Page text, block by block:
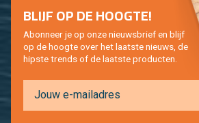
BLIJF OP DE HOOG­TE!
Abon­neer je op onze nieuws­brief en blijf
op de hoog­te over het laat­ste nieuws, de
hip­s­te trends of de laat­ste pro­duc­ten.